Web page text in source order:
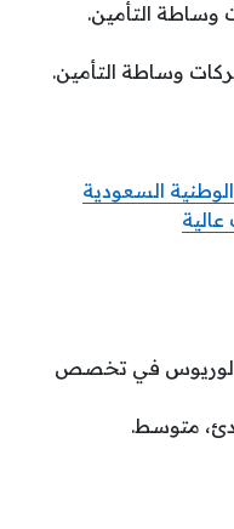
التأمين.
وساطة التأمين.
السعودية
في تخصص
متوسط.